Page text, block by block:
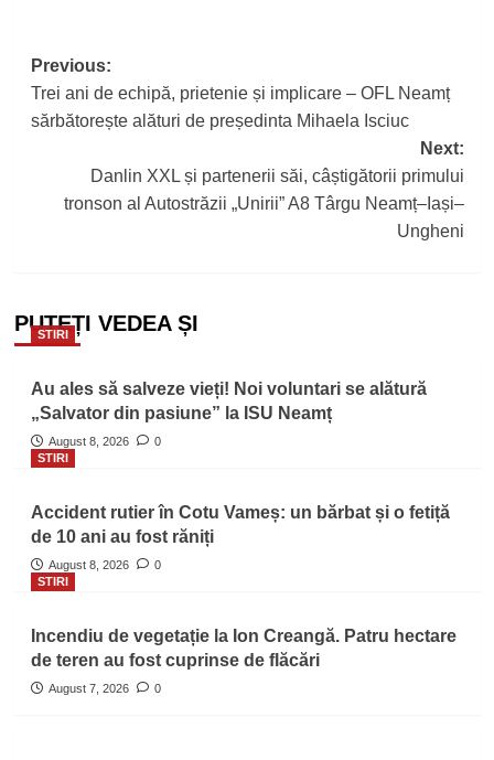
Post
navigation
Previous:
Trei ani de echipă, prietenie și implicare – OFL Neamț
sărbătorește alături de președinta Mihaela Isciuc
Next:
Danlin XXL și partenerii săi, câștigătorii primului
tronson al Autostrăzii „Unirii” A8 Târgu Neamț–Iași–
Ungheni
PUTEȚI VEDEA ȘI
STIRI
Au ales să salveze vieți! Noi voluntari se alătură
„Salvator din pasiune” la ISU Neamț
August 8, 2026
0
STIRI
Accident rutier în Cotu Vameș: un bărbat și o fetiță
de 10 ani au fost răniți
August 8, 2026
0
STIRI
Incendiu de vegetație la Ion Creangă. Patru hectare
de teren au fost cuprinse de flăcări
August 7, 2026 0